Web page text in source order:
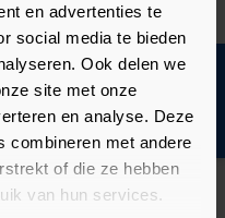
en advertenties te
social media te bieden
Ook delen we
site met onze
en analyse. Deze
combineren met andere
of die ze hebben
van hun services.
In
specialist
(UA)